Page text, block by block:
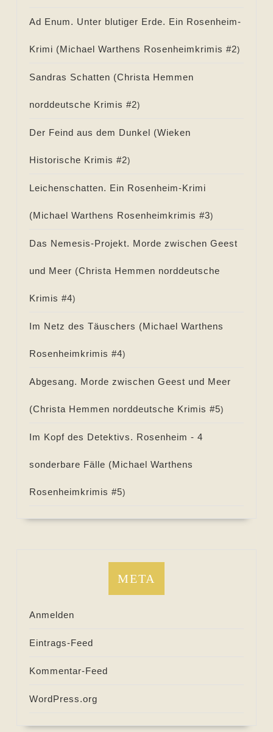
Ad Enum. Unter blutiger Erde. Ein Rosenheim-
Krimi (Michael Warthens Rosenheimkrimis #2)
Sandras Schatten (Christa Hemmen
norddeutsche Krimis #2)
Der Feind aus dem Dunkel (Wieken
Historische Krimis #2)
Leichenschatten. Ein Rosenheim-Krimi
(Michael Warthens Rosenheimkrimis #3)
Das Nemesis-Projekt. Morde zwischen Geest
und Meer (Christa Hemmen norddeutsche
Krimis #4)
Im Netz des Täuschers (Michael Warthens
Rosenheimkrimis #4)
Abgesang. Morde zwischen Geest und Meer
(Christa Hemmen norddeutsche Krimis #5)
Im Kopf des Detektivs. Rosenheim - 4
sonderbare Fälle (Michael Warthens
Rosenheimkrimis #5)
META
Anmelden
Eintrags-Feed
Kommentar-Feed
WordPress.org